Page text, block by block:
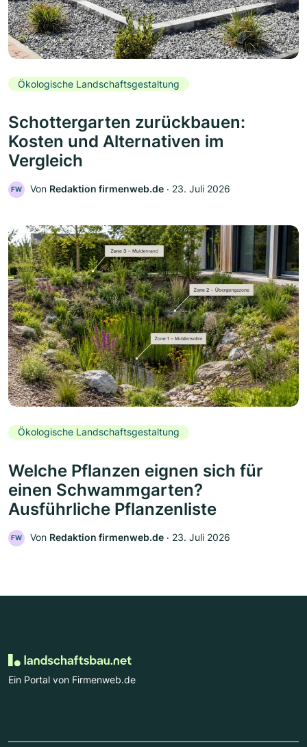
Ökologische Landschaftsgestaltung
Schottergarten zurückbauen:
Kosten und Alternativen im
Vergleich
FW Von Redaktion firmenweb.de ‧ 23. Juli 2026
Ökologische Landschaftsgestaltung
Welche Pflanzen eignen sich für
einen Schwammgarten?
Ausführliche Pflanzenliste
FW Von Redaktion firmenweb.de ‧ 23. Juli 2026
Ein Portal von Firmenweb.de